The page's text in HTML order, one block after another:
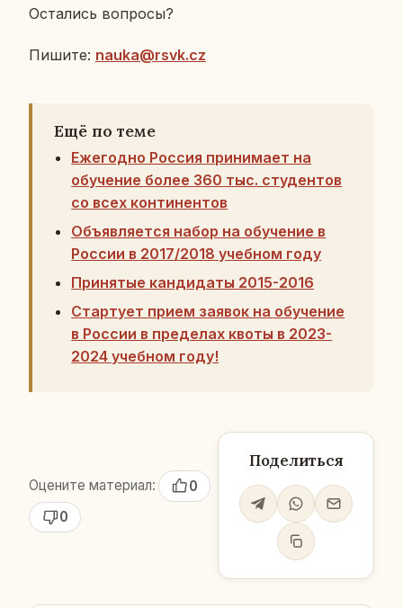
Оста­лись во­про­сы?
Пишите: nauka@rsvk.сz
Ещё по теме
Ежегодно Россия принимает на
обучение более 360 тыс. студентов
со всех континентов
Объявляется набор на обучение в
России в 2017/2018 учебном году
Принятые кандидаты 2015-2016
Стартует прием заявок на обучение
в России в пределах квоты в 2023-
2024 учебном году!
Оцените материал:
0
0
Поделиться